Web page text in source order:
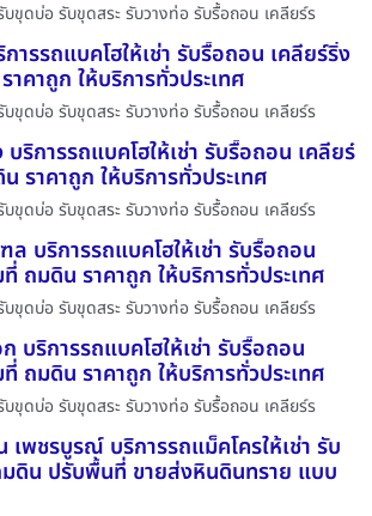
บขุดบ่อ รับขุดสระ รับวางท่อ รับรื้อถอน เคลียร์ร
ารรถแบคโฮให้เช่า รับรื้อถอน เคลียร์ริ่ง
คาถูก ให้บริการทั่วประเทศ
บขุดบ่อ รับขุดสระ รับวางท่อ รับรื้อถอน เคลียร์ร
ริการรถแบคโฮให้เช่า รับรื้อถอน เคลียร์
ราคาถูก ให้บริการทั่วประเทศ
บขุดบ่อ รับขุดสระ รับวางท่อ รับรื้อถอน เคลียร์ร
บริการรถแบคโฮให้เช่า รับรื้อถอน
ถมดิน ราคาถูก ให้บริการทั่วประเทศ
บขุดบ่อ รับขุดสระ รับวางท่อ รับรื้อถอน เคลียร์ร
บริการรถแบคโฮให้เช่า รับรื้อถอน
ถมดิน ราคาถูก ให้บริการทั่วประเทศ
บขุดบ่อ รับขุดสระ รับวางท่อ รับรื้อถอน เคลียร์ร
เพชรบูรณ์ บริการรถแม็คโครให้เช่า รับ
ดิน ปรับพื้นที่ ขายส่งหินดินทราย แบบ